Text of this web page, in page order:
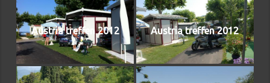
Austria treffen 2012 Austria treffen 2012